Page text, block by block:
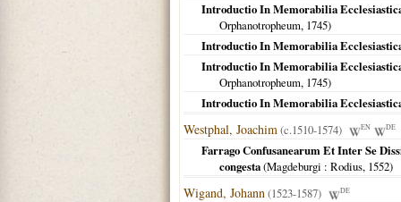
Introductio In Memorabilia
Orphanotropheum, 1745)
Introductio In Memorabilia
Introductio In Memorabilia
Orphanotropheum, 1745)
Introductio In Memorabilia
Westphal, Joachim(c.1510-1574) EN DE
Farrago Confusanearum Et Inter Se
congesta(Magdeburgi : Rodius, 1552)
Wigand, Johann(1523-1587) DE